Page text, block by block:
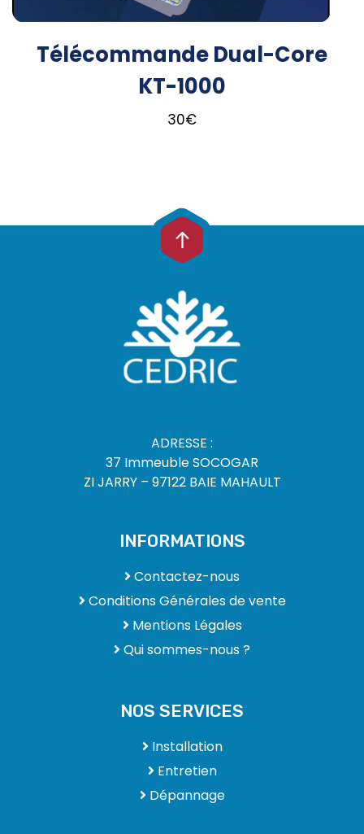
Télécommande Dual-Core
KT-1000
30€
ADRESSE :
37 Immeuble SOCOGAR
ZI JARRY – 97122 BAIE MAHAULT
INFORMATIONS
Contactez-nous
Conditions Générales de vente
Mentions Légales
Qui sommes-nous ?
NOS SERVICES
Installation
Entretien
Dépannage